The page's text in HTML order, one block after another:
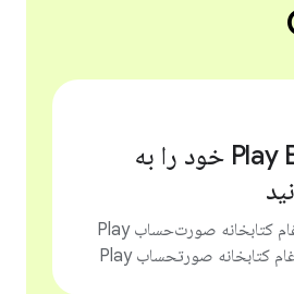
ادغام Play Billing خود را به
Codelab برای ادغام کتابخانه صورت‌حساب Play